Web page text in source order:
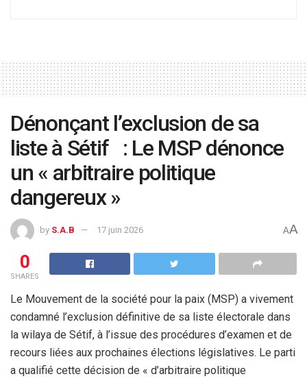
Dénonçant l’exclusion de sa
liste à Sétif : Le MSP dénonce
un « arbitraire politique
dangereux »
by S.A.B 17 juin 2026 AA
0
SHARES
Le Mouvement de la société pour la paix (MSP) a vivement
condamné l’exclusion définitive de sa liste électorale dans
la wilaya de Sétif, à l’issue des procédures d’examen et de
recours liées aux prochaines élections législatives. Le parti
a qualifié cette décision de « d’arbitraire politique